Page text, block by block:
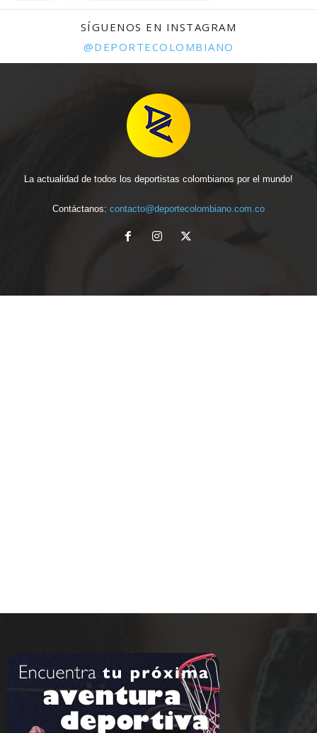
SÍGUENOS EN INSTAGRAM
@DEPORTECOLOMBIANO
La actualidad de todos los deportistas colombianos por el mundo!
Contáctanos: contacto@deportecolombiano.com.co